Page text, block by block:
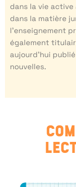
dans la vie
dans la matière
l’enseignement
également
aujourd’hui
nouvelles.